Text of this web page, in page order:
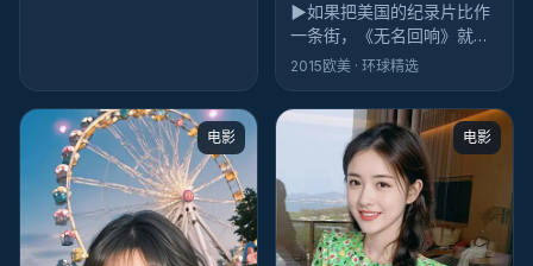
▶如果把美国的纪录片比作
一条街，《无名回响》就是
拐角那家灯不亮却排队的小
章子怡的对手戏尤其耐嚼。
2015 欧美 · 环球精选
电影 电影